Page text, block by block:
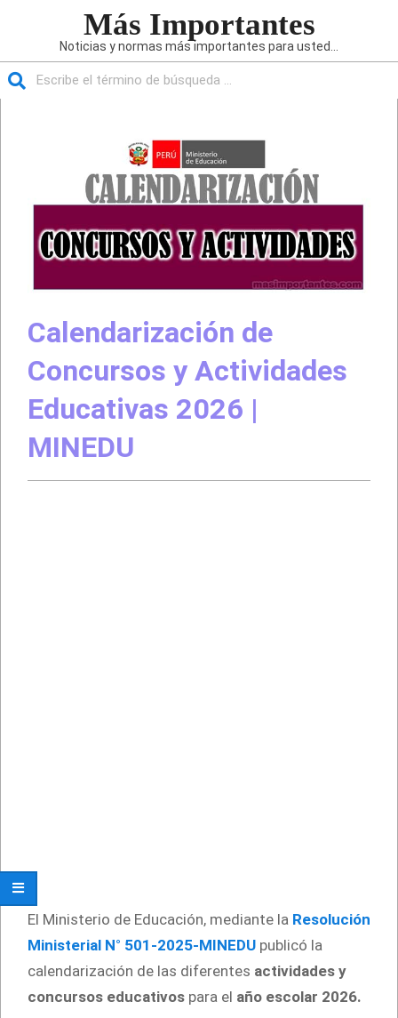
Más Importantes
Noticias y normas más importantes para usted...
Calendarización de
Concursos y Actividades
Educativas 2026 |
MINEDU
El Ministerio de Educación, mediante la Resolución
Ministerial N° 501-2025-MINEDU publicó la
calendarización de las diferentes actividades y
concursos educativos para el año escolar 2026.